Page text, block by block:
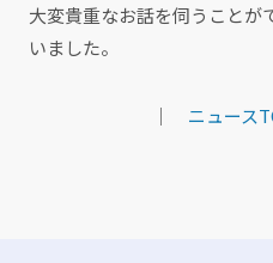
大変貴重なお話を伺うことが
いました。
｜ ニュース